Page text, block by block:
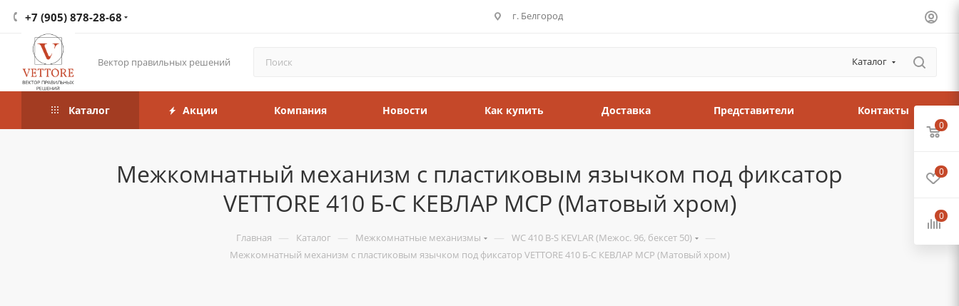
+7 (905) 878-28-68 г. Белгород
Вектор правильных решений Каталог
Каталог Акции Компания Новости Как купить Доставка Представители Контакты
Межкомнатный механизм с пластиковым язычком под фиксатор
VETTORE 410 Б-С КЕВЛАР MCP (Матовый хром)
Главная — Каталог — Межкомнатные механизмы — WC 410 B-S KEVLAR (Межос. 96, бексет 50) —
Межкомнатный механизм с пластиковым язычком под фиксатор VETTORE 410 Б-С КЕВЛАР MCP (Матовый хром)
0
0
0